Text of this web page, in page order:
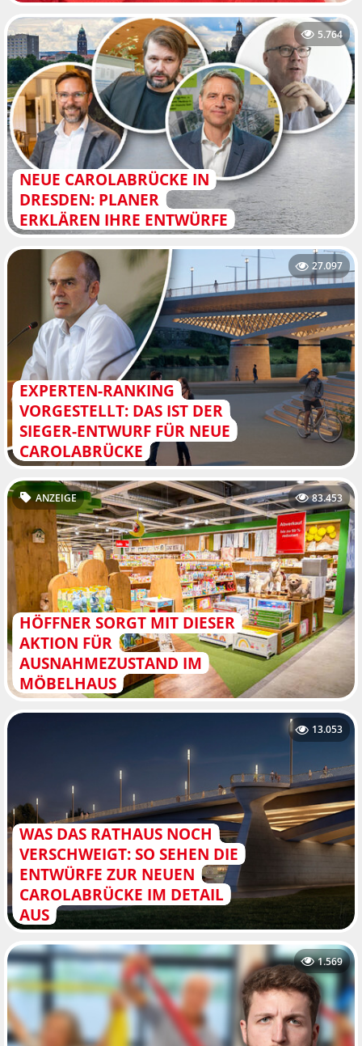
NEUE CAROLABRÜCKE IN
DRESDEN: PLANER
ERKLÄREN IHRE ENTWÜRFE
5.764
EXPERTEN-RANKING
VORGESTELLT: DAS IST DER
SIEGER-ENTWURF FÜR NEUE
CAROLABRÜCKE
27.097
HÖFFNER SORGT MIT DIESER
AKTION FÜR
AUSNAHMEZUSTAND IM
MÖBELHAUS
ANZEIGE 83.453
WAS DAS RATHAUS NOCH
VERSCHWEIGT: SO SEHEN DIE
ENTWÜRFE ZUR NEUEN
CAROLABRÜCKE IM DETAIL
AUS
13.053
1.569